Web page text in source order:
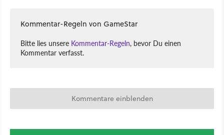
Kommentar-Regeln von GameStar
Bitte lies unsere Kommentar-Regeln, bevor Du einen
Kommentar verfasst.
Kommentare einblenden